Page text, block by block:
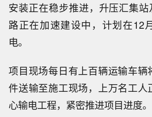
安装正在稳步推进，升压汇集
路正在加速建设中，计划在12
电。
项目现场每日有上百辆运输车辆
件送输至施工现场，上万名工人
心输电工程，紧密推进项目进度。